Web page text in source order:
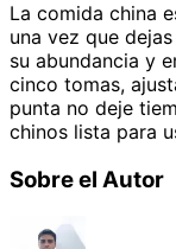
La comida china
una vez que
su abundancia y
cinco tomas,
punta no deje
chinos lista para
Sobre el Autor